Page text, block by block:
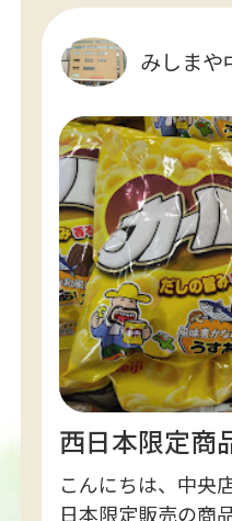
みしまや
西日本限定商
こんにちは、中央
日本限定販売の商